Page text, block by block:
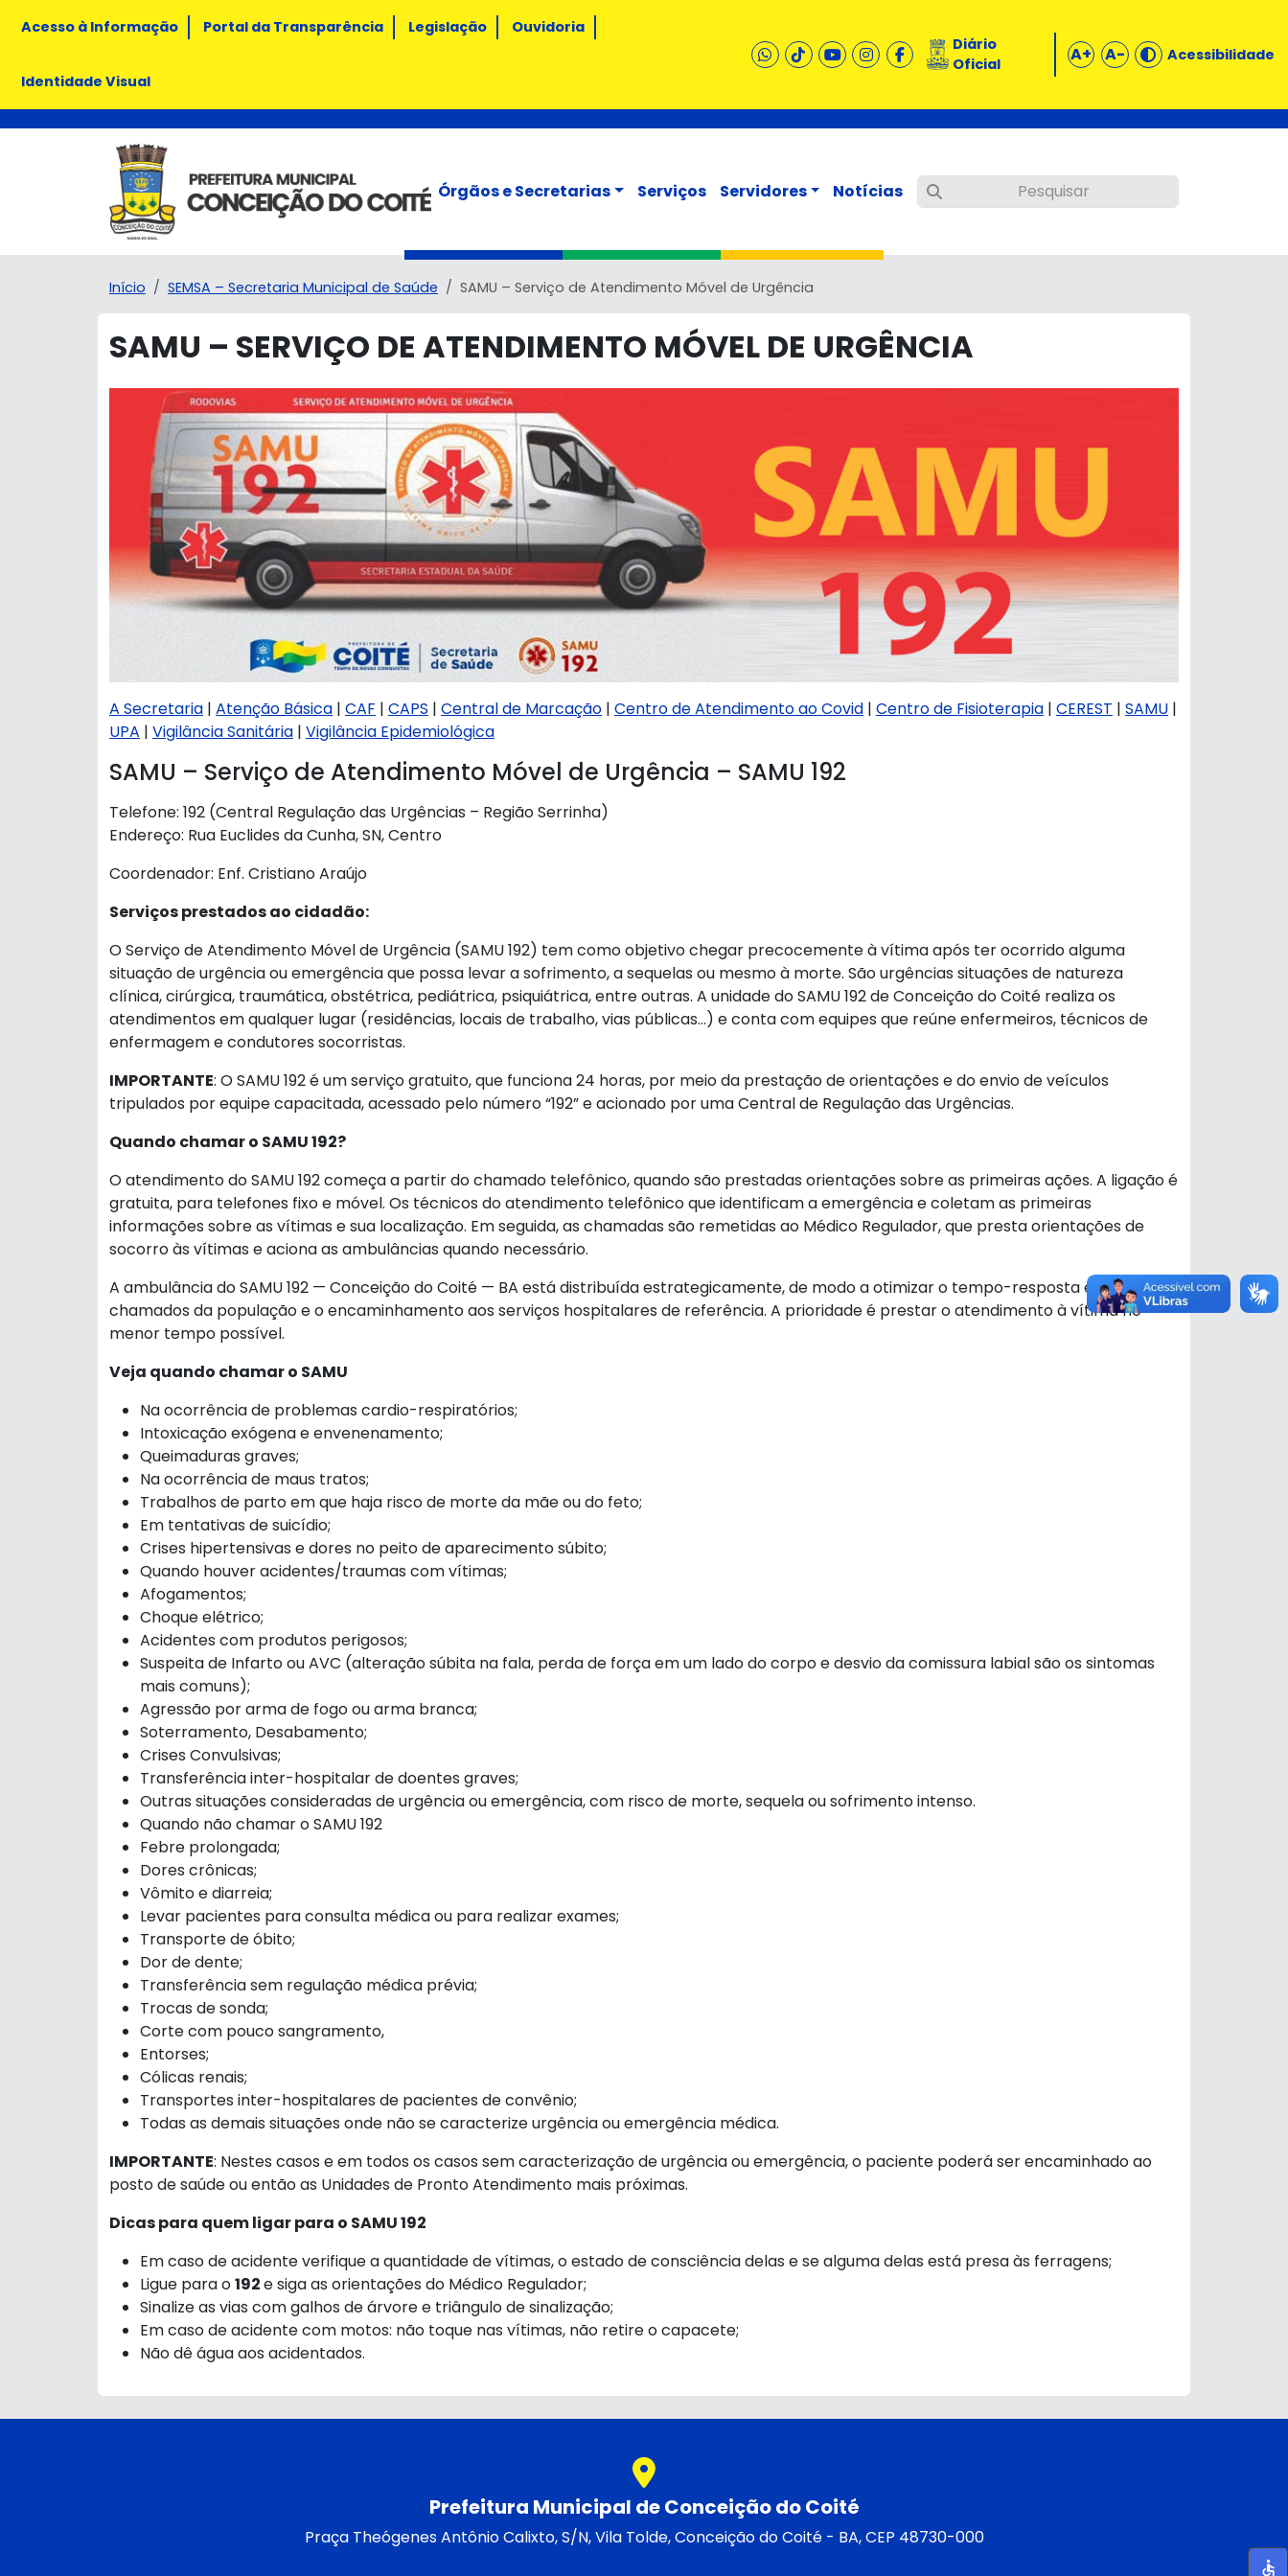
Acesso à Informação Portal da Transparência Legislação Ouvidoria
Identidade Visual
Diário
Oficial
A+ A- Acessibilidade
Órgãos e Secretarias Serviços Servidores Notícias
Início SEMSA – Secretaria Municipal de Saúde SAMU – Serviço de Atendimento Móvel de Urgência
SAMU – SERVIÇO DE ATENDIMENTO MÓVEL DE URGÊNCIA
A Secretaria | Atenção Básica | CAF | CAPS | Central de Marcação | Centro de Atendimento ao Covid | Centro de Fisioterapia | CEREST | SAMU |
UPA | Vigilância Sanitária | Vigilância Epidemiológica
SAMU – Serviço de Atendimento Móvel de Urgência – SAMU 192
Telefone: 192 (Central Regulação das Urgências – Região Serrinha)
Endereço: Rua Euclides da Cunha, SN, Centro
Coordenador: Enf. Cristiano Araújo
Serviços prestados ao cidadão:
O Serviço de Atendimento Móvel de Urgência (SAMU 192) tem como objetivo chegar precocemente à vítima após ter ocorrido alguma
situação de urgência ou emergência que possa levar a sofrimento, a sequelas ou mesmo à morte. São urgências situações de natureza
clínica, cirúrgica, traumática, obstétrica, pediátrica, psiquiátrica, entre outras. A unidade do SAMU 192 de Conceição do Coité realiza os
atendimentos em qualquer lugar (residências, locais de trabalho, vias públicas…) e conta com equipes que reúne enfermeiros, técnicos de
enfermagem e condutores socorristas.
IMPORTANTE: O SAMU 192 é um serviço gratuito, que funciona 24 horas, por meio da prestação de orientações e do envio de veículos
tripulados por equipe capacitada, acessado pelo número “192” e acionado por uma Central de Regulação das Urgências.
Quando chamar o SAMU 192?
O atendimento do SAMU 192 começa a partir do chamado telefônico, quando são prestadas orientações sobre as primeiras ações. A ligação é
gratuita, para telefones fixo e móvel. Os técnicos do atendimento telefônico que identificam a emergência e coletam as primeiras
informações sobre as vítimas e sua localização. Em seguida, as chamadas são remetidas ao Médico Regulador, que presta orientações de
socorro às vítimas e aciona as ambulâncias quando necessário.
A ambulância do SAMU 192 — Conceição do Coité — BA está distribuída estrategicamente, de modo a otimizar o tempo-resposta entre os
chamados da população e o encaminhamento aos serviços hospitalares de referência. A prioridade é prestar o atendimento à vítima no
menor tempo possível.
Veja quando chamar o SAMU
Na ocorrência de problemas cardio-respiratórios;
Intoxicação exógena e envenenamento;
Queimaduras graves;
Na ocorrência de maus tratos;
Trabalhos de parto em que haja risco de morte da mãe ou do feto;
Em tentativas de suicídio;
Crises hipertensivas e dores no peito de aparecimento súbito;
Quando houver acidentes/traumas com vítimas;
Afogamentos;
Choque elétrico;
Acidentes com produtos perigosos;
Suspeita de Infarto ou AVC (alteração súbita na fala, perda de força em um lado do corpo e desvio da comissura labial são os sintomas
mais comuns);
Agressão por arma de fogo ou arma branca;
Soterramento, Desabamento;
Crises Convulsivas;
Transferência inter-hospitalar de doentes graves;
Outras situações consideradas de urgência ou emergência, com risco de morte, sequela ou sofrimento intenso.
Quando não chamar o SAMU 192
Febre prolongada;
Dores crônicas;
Vômito e diarreia;
Levar pacientes para consulta médica ou para realizar exames;
Transporte de óbito;
Dor de dente;
Transferência sem regulação médica prévia;
Trocas de sonda;
Corte com pouco sangramento,
Entorses;
Cólicas renais;
Transportes inter-hospitalares de pacientes de convênio;
Todas as demais situações onde não se caracterize urgência ou emergência médica.
IMPORTANTE: Nestes casos e em todos os casos sem caracterização de urgência ou emergência, o paciente poderá ser encaminhado ao
posto de saúde ou então as Unidades de Pronto Atendimento mais próximas.
Dicas para quem ligar para o SAMU 192
Em caso de acidente verifique a quantidade de vítimas, o estado de consciência delas e se alguma delas está presa às ferragens;
Ligue para o192e siga as orientações do Médico Regulador;
Sinalize as vias com galhos de árvore e triângulo de sinalização;
Em caso de acidente com motos: não toque nas vítimas, não retire o capacete;
Não dê água aos acidentados.
Prefeitura Municipal de Conceição do Coité
Praça Theógenes Antônio Calixto, S/N, Vila Tolde, Conceição do Coité - BA, CEP 48730-000